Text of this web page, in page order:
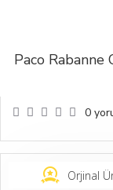
Paco
Orjinal
0